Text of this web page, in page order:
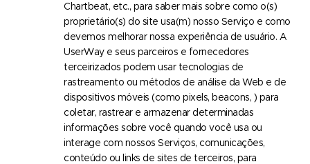
Chartbeat, etc., para saber mais sobre como o(s)
proprietário(s) do site usa(m) nosso Serviço e como
devemos melhorar nossa experiência de usuário. A
UserWay e seus parceiros e fornecedores
terceirizados podem usar tecnologias de
rastreamento ou métodos de análise da Web e de
dispositivos móveis (como pixels, beacons, ) para
coletar, rastrear e armazenar determinadas
informações sobre você quando você usa ou
interage com nossos Serviços, comunicações,
conteúdo ou links de sites de terceiros, para